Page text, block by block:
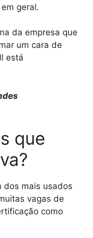
geral.
da empresa que
um cara de
está
que
dos mais usados
vagas de
como